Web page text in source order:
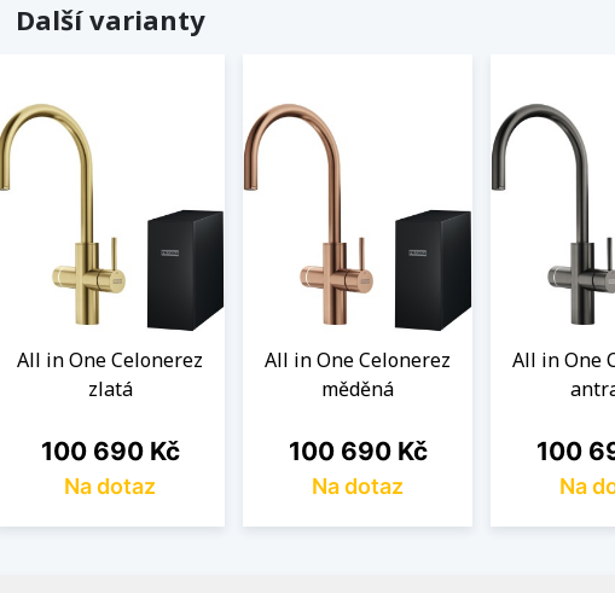
Další varianty
All in One Celonerez
zlatá
Cena
100 690 Kč
Na dotaz
All in One Celonerez
měděná
Cena
100 690 Kč
Na dotaz
All in One
Cena
100
Na